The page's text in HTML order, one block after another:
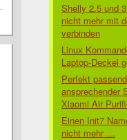
Shelly 2.5 und
nicht mehr mit
verbinden
Linux
Laptop-Deckel
Perfekt
ansprechender
Xiaomi Air
Einen Init7
nicht mehr …